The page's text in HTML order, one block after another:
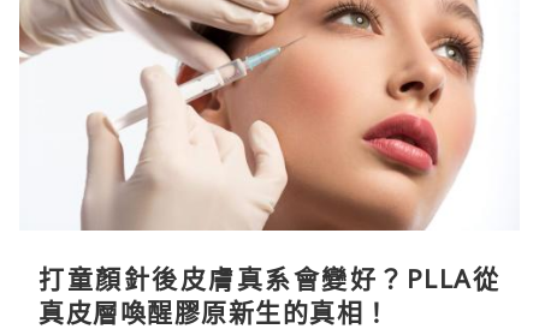
打童顏針後皮膚真系會變好？PLLA從
真皮層喚醒膠原新生的真相！